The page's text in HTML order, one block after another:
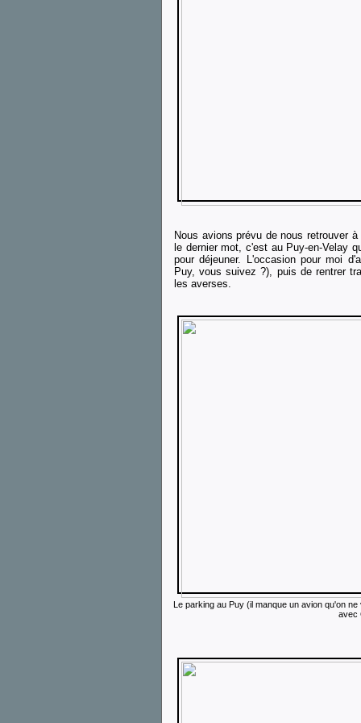
Nous avions prévu de nous retrouver
le dernier mot, c'est au Puy-en-Velay
pour déjeuner. L'occasion pour moi
Puy, vous suivez ?), puis de rentrer
les averses.
Le parking au Puy (il manque un avion qu'on
avec